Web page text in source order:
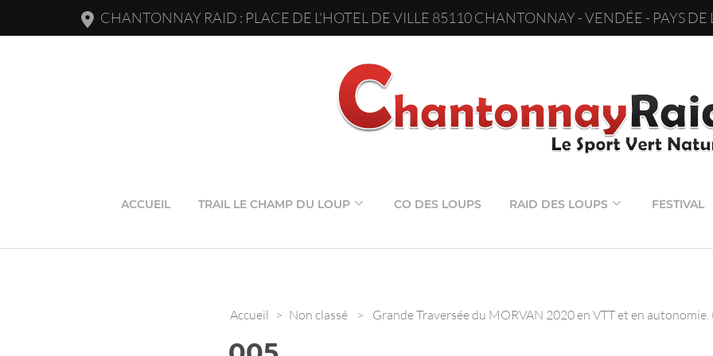
CHANTONNAY RAID : PLACE DE L'HOTEL DE VILLE 85110 CHANTONNAY - VENDÉE - PAYS DE
ACCUEIL TRAIL LE CHAMP DU LOUP CO DES LOUPS RAID DES LOUPS FESTIVAL
Accueil > Non classé > Grande Traversée du MORVAN 2020 en VTT et en